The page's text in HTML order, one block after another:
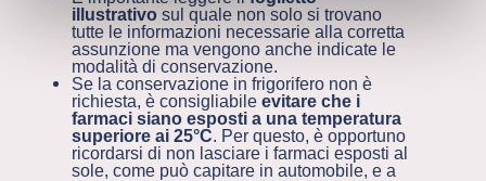
illustrativo sul quale non solo si trovano
tutte le informazioni necessarie alla corretta
assunzione ma vengono anche indicate le
modalità di conservazione.
Se la conservazione in frigorifero non è
richiesta, è consigliabile evitare che i
farmaci siano esposti a una temperatura
superiore ai 25°C. Per questo, è opportuno
ricordarsi di non lasciare i farmaci esposti al
sole, come può capitare in automobile, e a